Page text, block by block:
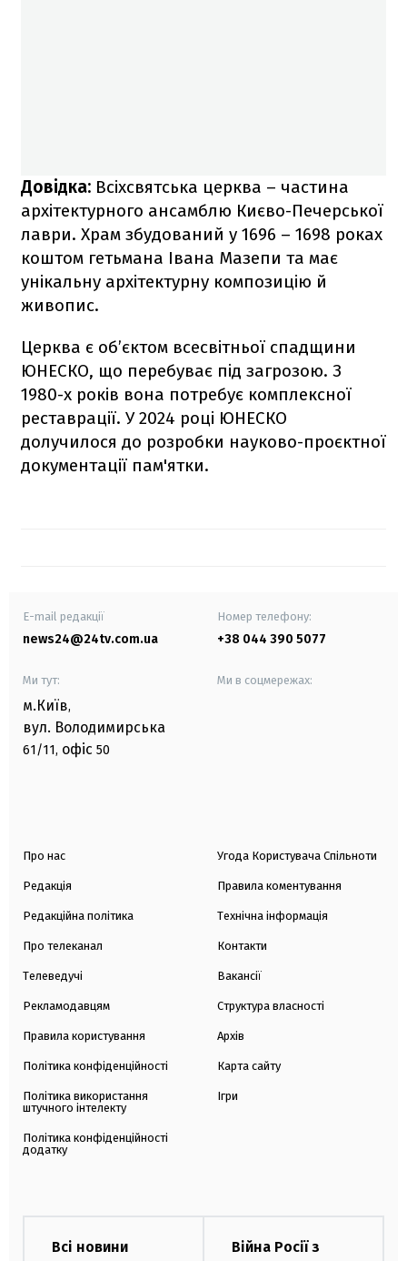
Довідка: Всіхсвятська церква – частина
архітектурного ансамблю Києво-Печерської
лаври. Храм збудований у 1696 – 1698 роках
коштом гетьмана Івана Мазепи та має
унікальну архітектурну композицію й
живопис.
Церква є об’єктом всесвітньої спадщини
ЮНЕСКО, що перебуває під загрозою. З
1980-х років вона потребує комплексної
реставрації. У 2024 році ЮНЕСКО
долучилося до розробки науково-проєктної
документації пам'ятки.
E-mail редакції
news24@24tv.com.ua
Номер телефону:
+38 044 390 5077
Ми тут:
м.Київ,
вул. Володимирська
61/11, офіс 50
Ми в соцмережах:
Про нас
Редакція
Редакційна політика
Про телеканал
Телеведучі
Рекламодавцям
Правила користування
Політика конфіденційності
Політика використання
штучного інтелекту
Політика конфіденційності
додатку
Угода Користувача Спільноти
Правила коментування
Технічна інформація
Контакти
Вакансії
Структура власності
Архів
Карта сайту
Ігри
Всі новини
Війна Росії з